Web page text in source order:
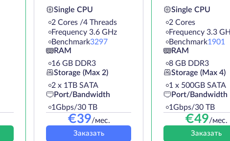
Single CPU
2 Cores /4 Threads
Frequency 3.6 GHz
Benchmark3297
RAM
16 GB DDR3
Storage (Max 2)
2 х 1TB SATA
Port/Bandwidth
1Gbps/30 TB
€39/мес.
Заказать
Single CPU
2 Cores
Frequency 3.3
Benchmark1901
RAM
8 GB DDR3
Storage (Max 4)
1 х 500GB SATA
Port/Bandwidth
1Gbps/30 TB
€49/мес.
Заказать